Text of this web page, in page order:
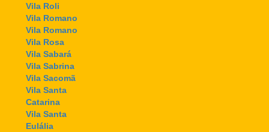
Vila Roli
Vila Romano
Vila Romano
Vila Rosa
Vila Sabará
Vila Sabrina
Vila Sacomã
Vila Santa
Catarina
Vila Santa
Eulália